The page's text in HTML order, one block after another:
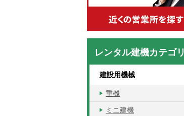
レンタル建機カテゴリ
建設用機械
重機
ミニ建機